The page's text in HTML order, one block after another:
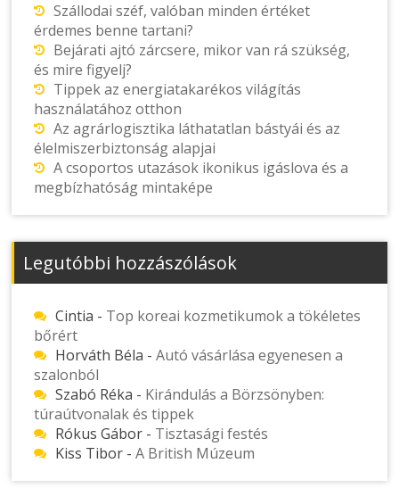
Szállodai széf, valóban minden értéket
érdemes benne tartani?
Bejárati ajtó zárcsere, mikor van rá szükség,
és mire figyelj?
Tippek az energiatakarékos világítás
használatához otthon
Az agrárlogisztika láthatatlan bástyái és az
élelmiszerbiztonság alapjai
A csoportos utazások ikonikus igáslova és a
megbízhatóság mintaképe
Legutóbbi hozzászólások
Cintia - Top koreai kozmetikumok a tökéletes
bőrért
Horváth Béla -Autó vásárlása egyenesen a
szalonból
Szabó Réka - Kirándulás a Börzsönyben:
túraútvonalak és tippek
Rókus Gábor - Tisztasági festés
Kiss Tibor -A British Múzeum